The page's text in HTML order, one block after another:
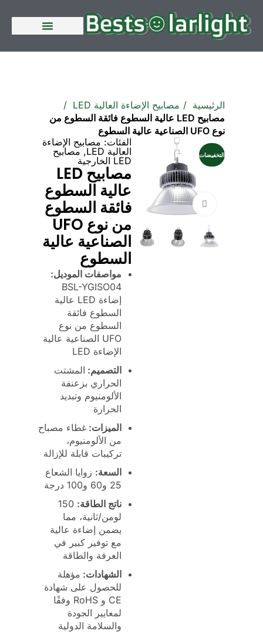
الرئيسية
مصابيح الإضاءة العالية LED
مصابيح LED عالية السطوع فائقة السطوع من
نوع UFO الصناعية عالية السطوع
التخفيضات
انقر للتكبير
الفئات: مصابيح الإضاءة
العالية LED
, مصابيح
LED الخارجية
مصابيح LED
عالية السطوع
فائقة السطوع
من نوع UFO
الصناعية عالية
السطوع
مواصفات الموديل:
BSL-YGISO04
إضاءة LED عالية
السطوع فائقة
السطوع من نوع
UFO الصناعية عالية
الإضاءة LED
التصميم: المشتت
الحراري بزعنفة
الألومنيوم وتبديد
الحرارة
الميزات: غطاء مصباح
من الألومنيوم،
تركيبات قابلة للإزالة
السعة: زوايا الشعاع
25 و60 و100 درجة
ناتج الطاقة: 150
لومن/ثانية، مما
يضمن إضاءة عالية
مع توفير كبير في
الغرفة والطاقة
الشهادات: مؤهلة
للحصول على شهادة
CE و RoHS وفقًا
لمعايير الجودة
والسلامة الدولية